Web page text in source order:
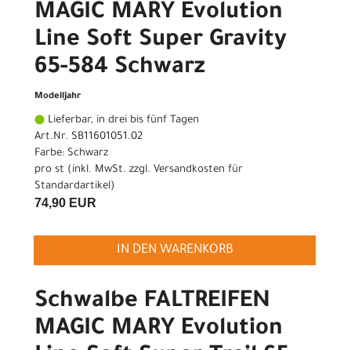
MAGIC MARY Evolution
Line Soft Super Gravity
65-584 Schwarz
Modelljahr
Lieferbar, in drei bis fünf Tagen
Art.Nr. SB11601051.02
Farbe: Schwarz
pro st (inkl. MwSt. zzgl. Versandkosten für
Standardartikel)
74,90 EUR
IN DEN WARENKORB
Schwalbe FALTREIFEN
MAGIC MARY Evolution